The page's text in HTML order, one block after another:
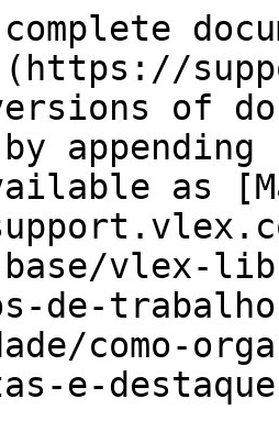
of
as
base/
de-
como-
e-